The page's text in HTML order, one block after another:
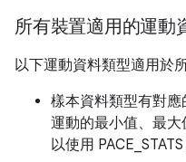
所有裝置適用的運動
以下運動資料類型適用於
樣本資料類型有對應
運動的最小值、最
以使用